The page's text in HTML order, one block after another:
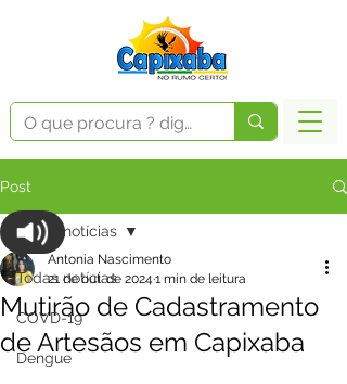
Post
Todas notícias
COVD-19
Dengue
Todas notícias
Mutirão de Cadastramento
de Artesãos em Capixaba
Antonia Nascimento
21 de out. de 2024 1 min de leitura